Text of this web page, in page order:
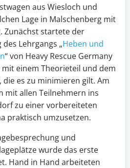
aus Wiesloch und
Lage in Malschenberg mit
Zunächst startete der
Lehrgangs „Heben und
“ von Heavy Rescue Germany
einem Theorieteil und dem
die es zu minimieren gilt. Am
mit allen Teilnehmern ins
zu einer vorbereiteten
praktisch umzusetzen.
und
wurde das erste
Hand in Hand arbeiteten